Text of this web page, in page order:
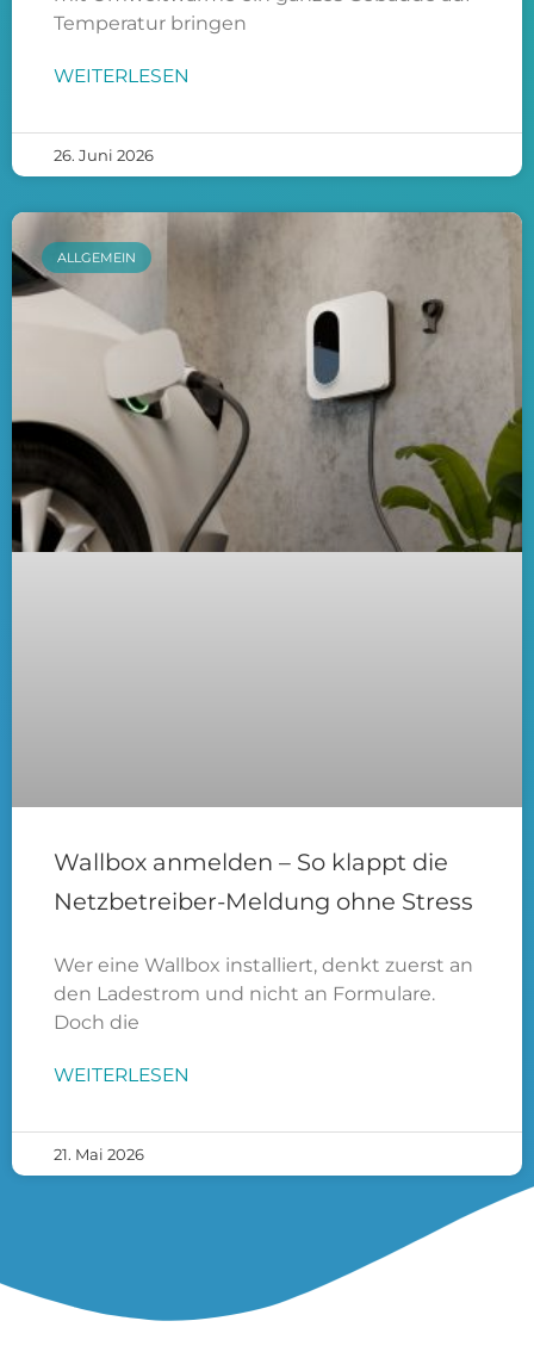
Temperatur bringen
WEITERLESEN
26. Juni 2026
ALLGEMEIN
Wallbox anmelden – So klappt die
Netzbetreiber-Meldung ohne Stress
Wer eine Wallbox installiert, denkt zuerst an
den Ladestrom und nicht an Formulare.
Doch die
WEITERLESEN
21. Mai 2026